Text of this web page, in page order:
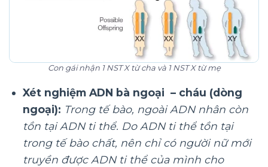
Con gái nhận 1 NST X từ cha và 1 NST X từ mẹ
Xét nghiệm ADN bà ngoại – cháu (dòng
ngoại): Trong tế bào, ngoài ADN nhân còn
tồn tại ADN ti thể. Do ADN ti thể tồn tại
trong tế bào chất, nên chỉ có người nữ mới
truyền được ADN ti thể của mình cho